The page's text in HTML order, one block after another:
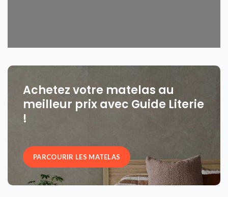
Achetez votre matelas au
meilleur prix avec Guide Literie
!
PARCOURIR LES MATELAS